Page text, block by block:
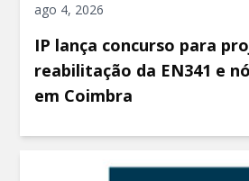
ago 4, 2026
IP lança concurso para
reabilitação da EN341 e
em Coimbra